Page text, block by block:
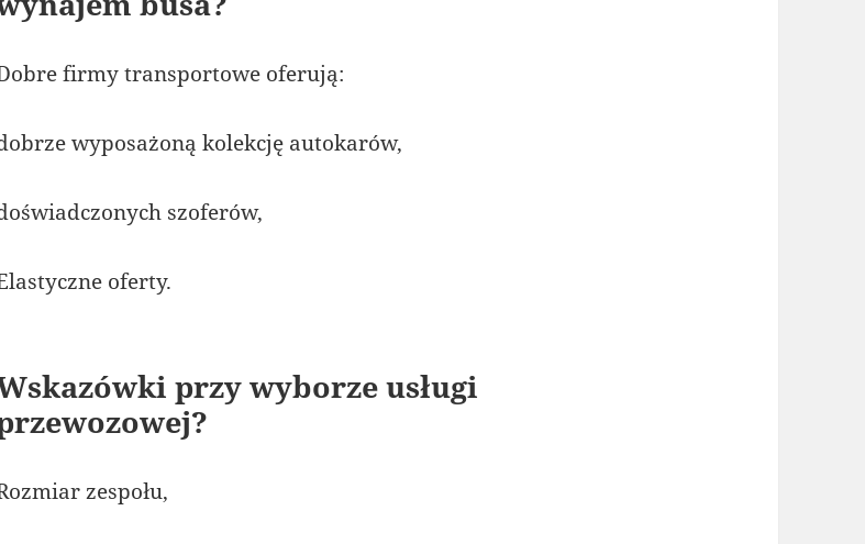
firmy transportowe oferują:
wyposażoną kolekcję autokarów,
szoferów,
oferty.
przy wyborze usługi
zespołu,